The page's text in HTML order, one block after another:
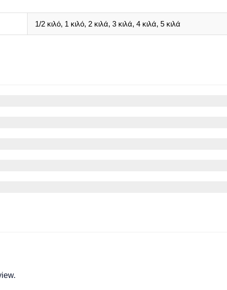
1/2 κιλό, 1 κιλό, 2 κιλά, 3 κιλά, 4 κιλά, 5 κιλά